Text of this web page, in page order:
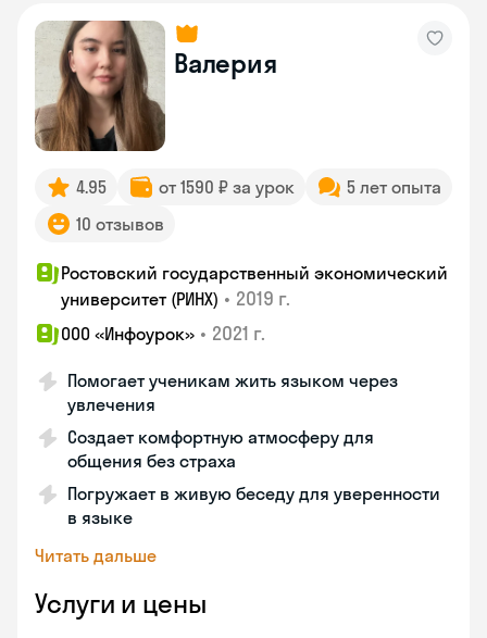
Валерия
4.95 от 1590 ₽ за урок
5 лет опыта
10 отзывов
Ростовский государственный экономический
университет (РИНХ) • 2019 г.
ООО «Инфоурок» • 2021 г.
Помогает ученикам жить языком через
увлечения
Создает комфортную атмосферу для
общения без страха
Погружает в живую беседу для уверенности
в языке
Читать дальше
Услуги и цены